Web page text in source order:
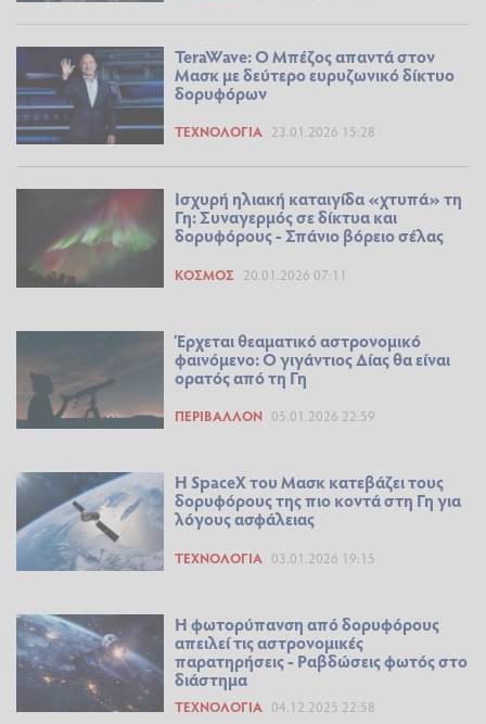
TeraWave: O Μπέζος απαντά στον
Μασκ με δεύτερο ευρυζωνικό δίκτυο
δορυφόρων
ΤΕΧΝΟΛΟΓΊΑ 23.01.2026 15:28
Ισχυρή ηλιακή καταιγίδα «χτυπά» τη
Γη: Συναγερμός σε δίκτυα και
δορυφόρους - Σπάνιο βόρειο σέλας
ΚΌΣΜΟΣ 20.01.2026 07:11
Έρχεται θεαματικό αστρονομικό
φαινόμενο: Ο γιγάντιος Δίας θα είναι
ορατός από τη Γη
ΠΕΡΙΒΆΛΛΟΝ 05.01.2026 22:59
Η SpaceX του Μασκ κατεβάζει τους
δορυφόρους της πιο κοντά στη Γη για
λόγους ασφάλειας
ΤΕΧΝΟΛΟΓΊΑ 03.01.2026 19:15
Η φωτορύπανση από δορυφόρους
απειλεί τις αστρονομικές
παρατηρήσεις - Ραβδώσεις φωτός στο
διάστημα
ΤΕΧΝΟΛΟΓΊΑ 04.12.2025 22:58